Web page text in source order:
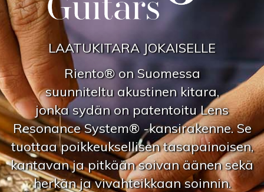
LAATUKITARA JOKAISELLE
Riento® on Suomessa
suunniteltu akustinen kitara,
jonka sydän on patentoitu Lens
Resonance System® -kansirakenne. Se
tuottaa poikkeuksellisen tasapainoisen,
kantavan ja pitkään soivan äänen sekä
herkän ja vivahteikkaan soinnin.